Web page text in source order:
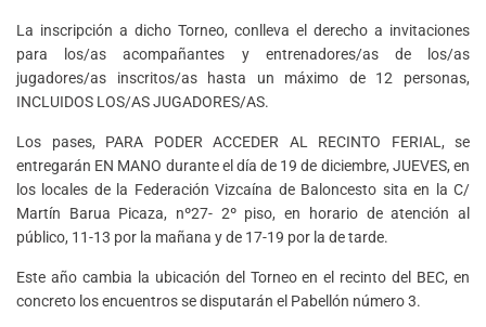
La inscripción a dicho Torneo, conlleva el derecho a invitaciones
para los/as acompañantes y entrenadores/as de los/as
jugadores/as inscritos/as hasta un máximo de 12 personas,
INCLUIDOS LOS/AS JUGADORES/AS.
Los pases, PARA PODER ACCEDER AL RECINTO FERIAL, se
entregarán EN MANO durante el día de 19 de diciembre, JUEVES, en
los locales de la Federación Vizcaína de Baloncesto sita en la C/
Martín Barua Picaza, nº27- 2º piso, en horario de atención al
público, 11-13 por la mañana y de 17-19 por la de tarde.
Este año cambia la ubicación del Torneo en el recinto del BEC, en
concreto los encuentros se disputarán el Pabellón número 3.